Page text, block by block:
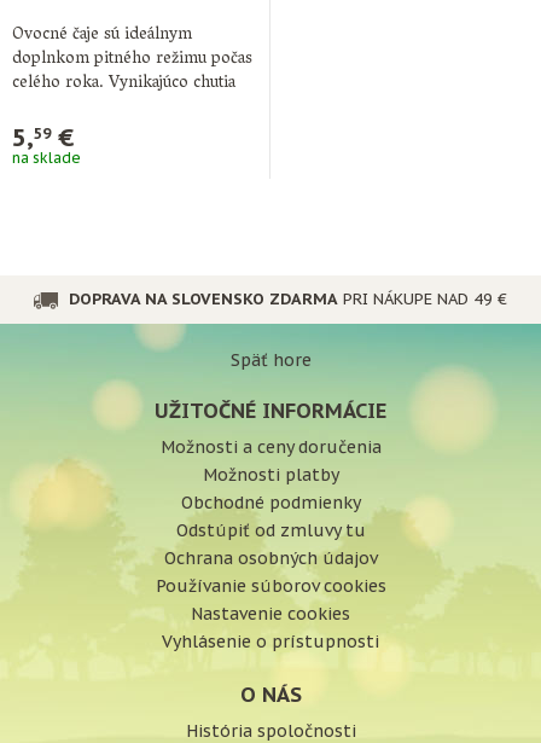
Ovocné čaje sú ideálnym
doplnkom pitného režimu počas
celého roka. Vynikajúco chutia
5,59€
na sklade
DOPRAVA NA SLOVENSKO ZDARMA PRI NÁKUPE NAD 49 €
Späť hore
UŽITOČNÉ INFORMÁCIE
Možnosti a ceny doručenia
Možnosti platby
Obchodné podmienky
Odstúpiť od zmluvy tu
Ochrana osobných údajov
Používanie súborov cookies
Nastavenie cookies
Vyhlásenie o prístupnosti
O NÁS
História spoločnosti